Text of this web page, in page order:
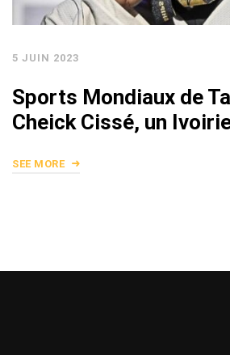
5 JUIN 2023
Sports Mondiaux de
Cheick Cissé, un
SEE MORE